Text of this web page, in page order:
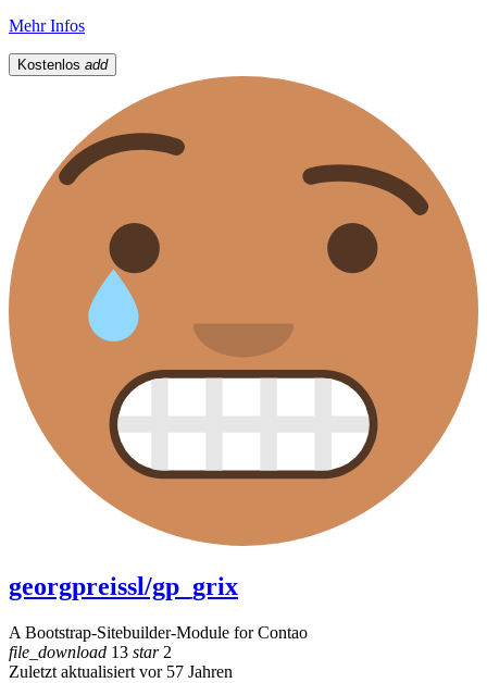
Mehr Infos
Kostenlos add
georgpreissl/gp_grix
A Bootstrap-Sitebuilder-Module for Contao
file_download 13 star2
Zuletzt aktualisiert vor 57 Jahren